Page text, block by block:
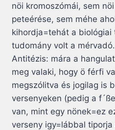
nöi kromoszómái, sem
peteérése, sem méhe
kihordja=tehát a
tudomány volt a
Antitézis: mára a
meg valaki, hogy ö férfi
megszólitva és jogilag is
versenyeken (pedig a
van, mint egy nönek=ez
verseny igy=lábbal